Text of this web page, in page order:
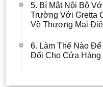
5. Bí Mật Nội Bộ
Trường Với Gretta
Về Thương Mại
6. Làm Thế Nào
Đổi Cho Cửa Hàng